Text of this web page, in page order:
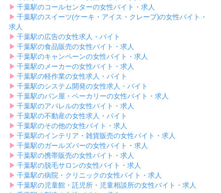
▶︎ 千葉駅のコールセンターの女性バイト・求人
▶︎ 千葉駅のスイーツ(ケーキ・アイス・クレープ)の女性バイト・
求人
▶︎ 千葉駅の広告の女性求人・バイト
▶︎ 千葉駅の食品販売の女性バイト・求人
▶︎ 千葉駅のキャンペーンの女性バイト・求人
▶︎ 千葉駅のメーカーの女性バイト・求人
▶︎ 千葉駅の軽作業の女性求人・バイト
▶︎ 千葉駅のシステム開発の女性求人・バイト
▶︎ 千葉駅のパン屋・ベーカリーの女性バイト・求人
▶︎ 千葉駅のアパレルの女性バイト・求人
▶︎ 千葉駅の不動産の女性求人・バイト
▶︎ 千葉駅のその他の女性バイト・求人
▶︎ 千葉駅のインテリア・雑貨販売の女性バイト・求人
▶︎ 千葉駅のガールズバーの女性バイト・求人
▶︎ 千葉駅の携帯販売の女性バイト・求人
▶︎ 千葉駅の脱毛サロンの女性バイト・求人
▶︎ 千葉駅の病院・クリニックの女性バイト・求人
▶︎ 千葉駅の児童館・託児所・児童相談所の女性バイト・求人